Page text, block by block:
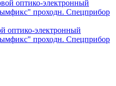
оптико-электронный
проходн. Спецприбор